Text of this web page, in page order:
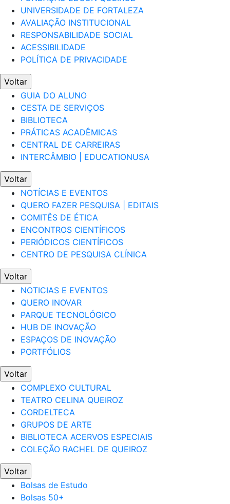
UNIVERSIDADE DE FORTALEZA
AVALIAÇÃO INSTITUCIONAL
RESPONSABILIDADE SOCIAL
ACESSIBILIDADE
POLÍTICA DE PRIVACIDADE
Voltar
GUIA DO ALUNO
CESTA DE SERVIÇOS
BIBLIOTECA
PRÁTICAS ACADÊMICAS
CENTRAL DE CARREIRAS
INTERCÂMBIO | EDUCATIONUSA
Voltar
NOTÍCIAS E EVENTOS
QUERO FAZER PESQUISA | EDITAIS
COMITÊS DE ÉTICA
ENCONTROS CIENTÍFICOS
PERIÓDICOS CIENTÍFICOS
CENTRO DE PESQUISA CLÍNICA
Voltar
NOTICIAS E EVENTOS
QUERO INOVAR
PARQUE TECNOLÓGICO
HUB DE INOVAÇÃO
ESPAÇOS DE INOVAÇÃO
PORTFÓLIOS
Voltar
COMPLEXO CULTURAL
TEATRO CELINA QUEIROZ
CORDELTECA
GRUPOS DE ARTE
BIBLIOTECA ACERVOS ESPECIAIS
COLEÇÃO RACHEL DE QUEIROZ
Voltar
Bolsas de Estudo
Bolsas 50+